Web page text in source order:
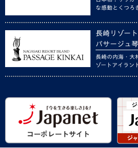
な感動とくつろ
長崎リゾー
パサージュ
長崎の内海・大
ゾートアイラン